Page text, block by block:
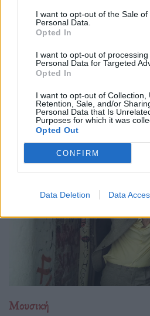
I want to opt-out of the Sale of
Personal Data.
Opted In
I want to opt-out of processing
Personal Data for Targeted
Opted In
I want to opt-out of Collection,
Retention, Sale, and/or
Personal Data that Is
Purposes for which it was
Opted Out
CONFIRM
Data Deletion Data
Athens 2026 για μια
και ομορφιάς
21.05.26
εξερευνούμε τον σκοτεινό και
von Hausswolff, από το "Dead
της gothic art-pop σύμπαν.
Μουσική